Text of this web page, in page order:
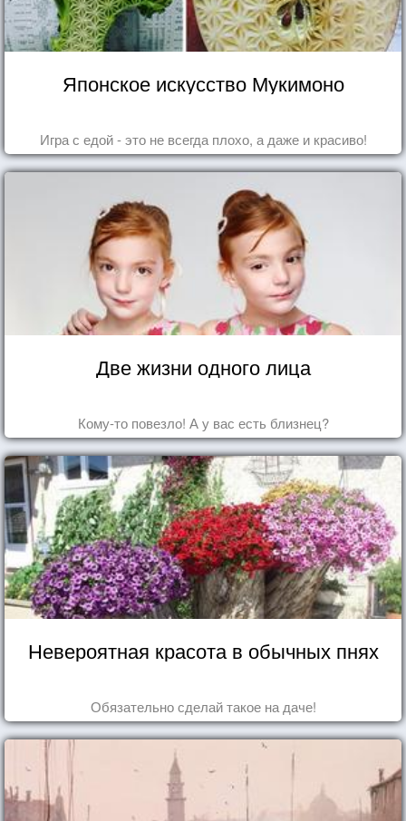
Японское искусство Мукимоно
Игра с едой - это не всегда плохо, а даже и красиво!
Две жизни одного лица
Кому-то повезло! А у вас есть близнец?
Невероятная красота в обычных пнях
Обязательно сделай такое на даче!